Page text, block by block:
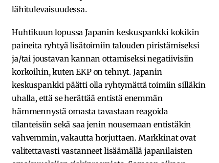
lähitulevaisuudessa.
Huhtikuun lopussa Japanin keskuspankki kokikin
paineita ryhtyä lisätoimiin talouden piristämiseksi
ja/tai joustavan kannan ottamiseksi negatiivisiin
korkoihin, kuten EKP on tehnyt. Japanin
keskuspankki päätti olla ryhtymättä toimiin silläkin
uhalla, että se herättää entistä enemmän
hämmennystä omasta tavastaan reagoida
tilanteisiin sekä saa jenin nousemaan entistäkin
vahvemmin, vakautta horjuttaen. Markkinat ovat
valitettavasti vastanneet lisäämällä japanilaisten